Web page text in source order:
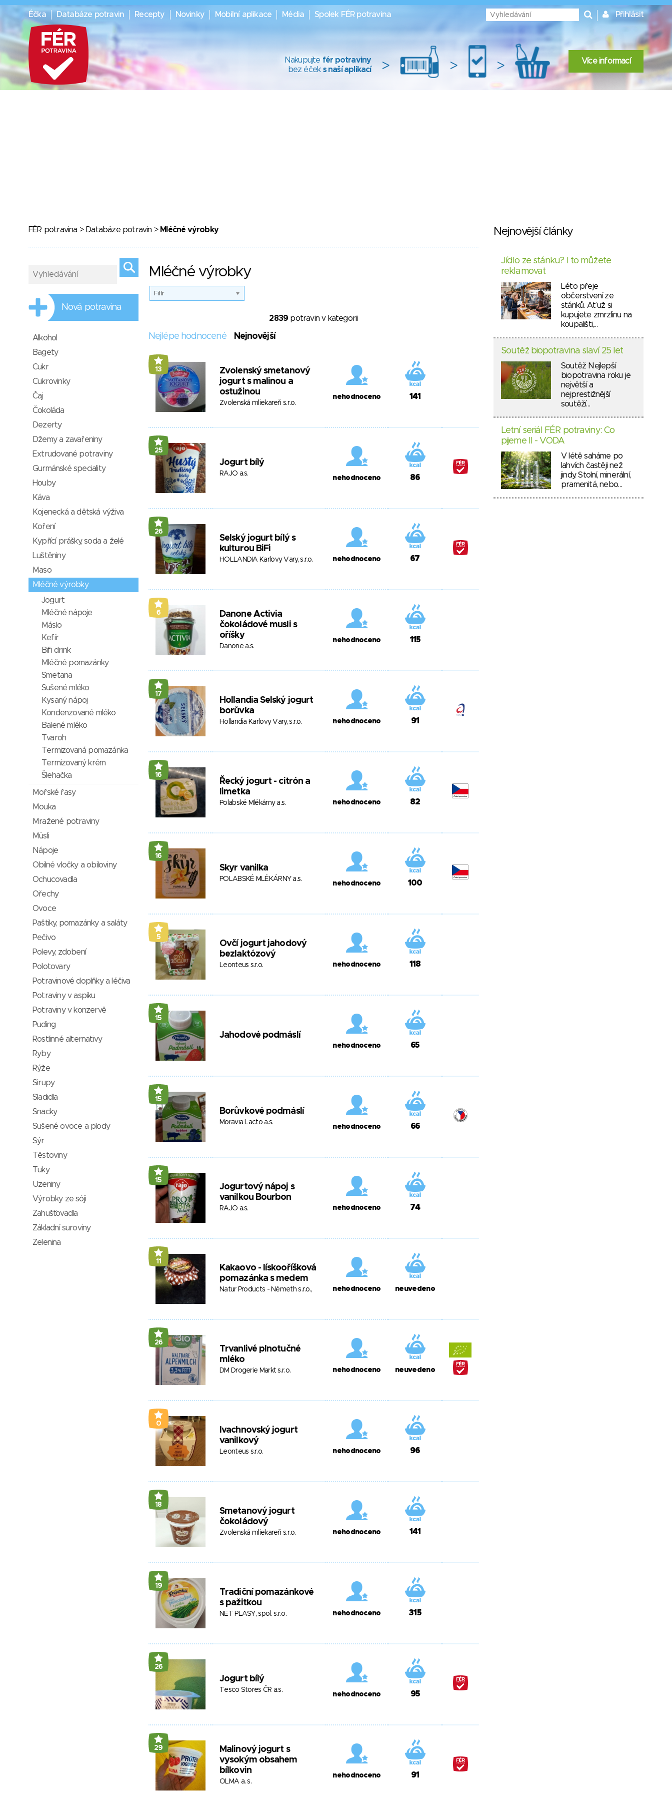
Éčka Databáze potravin Recepty Novinky Mobilní aplikace Média Spolek FÉR potravina Přihlásit
Nakupujte fér potraviny
bez éček s naší aplikací > > > Více informací
FÉR potravina > Databáze potravin > Mléčné výrobky
Mléčné výrobky
Filtr
2839 potravin v kategorii
Nejlépe hodnocené Nejnovější
13
Zvolenský smetanový
jogurt s malinou a
ostužinou
Zvolenská mliekareň s.r.o.
nehodnoceno 141
25
Jogurt bílý
RAJO a.s.
nehodnoceno 86
26
Selský jogurt bílý s
kulturou BiFi
HOLLANDIA Karlovy Vary, s.r.o. nehodnoceno 67
6
Danone Activia
čokoládové musli s
oříšky
Danone a.s.
nehodnoceno 115
17
Hollandia Selský jogurt
borůvka
Hollandia Karlovy Vary, s.r.o. nehodnoceno 91
16
Řecký jogurt - citrón a
limetka
Polabské Mlékárny a.s. nehodnoceno 82
16
Skyr vanilka
POLABSKÉ MLÉKÁRNY a.s.
nehodnoceno 100
5
Ovčí jogurt jahodový
bezlaktózový
Leonteus s.r.o. nehodnoceno 118
15
Jahodové podmáslí
nehodnoceno 65
15
Borůvkové podmáslí
Moravia Lacto a.s.
nehodnoceno 66
15
Jogurtový nápoj s
vanilkou Bourbon
RAJO a.s. nehodnoceno 74
11
Kakaovo - lískooříšková
pomazánka s medem
Natur Products - Németh s.r.o., nehodnoceno neuvedeno
26
Trvanlivé plnotučné
mléko
DM Drogerie Markt s.r.o. nehodnoceno neuvedeno
0
Ivachnovský jogurt
vanilkový
Leonteus s.r.o. nehodnoceno 96
18
Smetanový jogurt
čokoládový
Zvolenská mliekareň s.r.o. nehodnoceno 141
19
Tradiční pomazánkové
s pažitkou
NET PLASY, spol. s.r.o. nehodnoceno 315
26
Jogurt bílý
Tesco Stores ČR a.s.
nehodnoceno 95
29
Malinový jogurt s
vysokým obsahem
bílkovin
OLMA a. s.
nehodnoceno 91
Nová potravina
Alkohol
Bagety
Cukr
Cukrovinky
Čaj
Čokoláda
Dezerty
Džemy a zavařeniny
Extrudované potraviny
Gurmánské speciality
Houby
Káva
Kojenecká a dětská výživa
Koření
Kypřící prášky, soda a želé
Luštěniny
Maso
Mléčné výrobky
Jogurt
Mléčné nápoje
Máslo
Kefír
Bifi drink
Mléčné pomazánky
Smetana
Sušené mléko
Kysaný nápoj
Kondenzované mléko
Balené mléko
Tvaroh
Termizovaná pomazánka
Termizovaný krém
Šlehačka
Mořské řasy
Mouka
Mražené potraviny
Müsli
Nápoje
Obilné vločky a obiloviny
Ochucovadla
Ořechy
Ovoce
Paštiky, pomazánky a saláty
Pečivo
Polevy, zdobení
Polotovary
Potravinové doplňky a léčiva
Potraviny v aspiku
Potraviny v konzervě
Puding
Rostlinné alternativy
Ryby
Rýže
Sirupy
Sladidla
Snacky
Sušené ovoce a plody
Sýr
Těstoviny
Tuky
Uzeniny
Výrobky ze sóji
Zahušťovadla
Základní suroviny
Zelenina
Nejnovější články
Jídlo ze stánku? I to můžete
reklamovat
Léto přeje
občerstvení ze
stánků. Ať už si
kupujete zmrzlinu na
koupališti,…
Soutěž biopotravina slaví 25 let
Soutěž Nejlepší
biopotravina roku je
největší a
nejprestižnější
soutěží…
Letní seriál FÉR potraviny: Co
pijeme II - VODA
V létě saháme po
lahvích častěji než
jindy. Stolní, minerální,
pramenitá, nebo…